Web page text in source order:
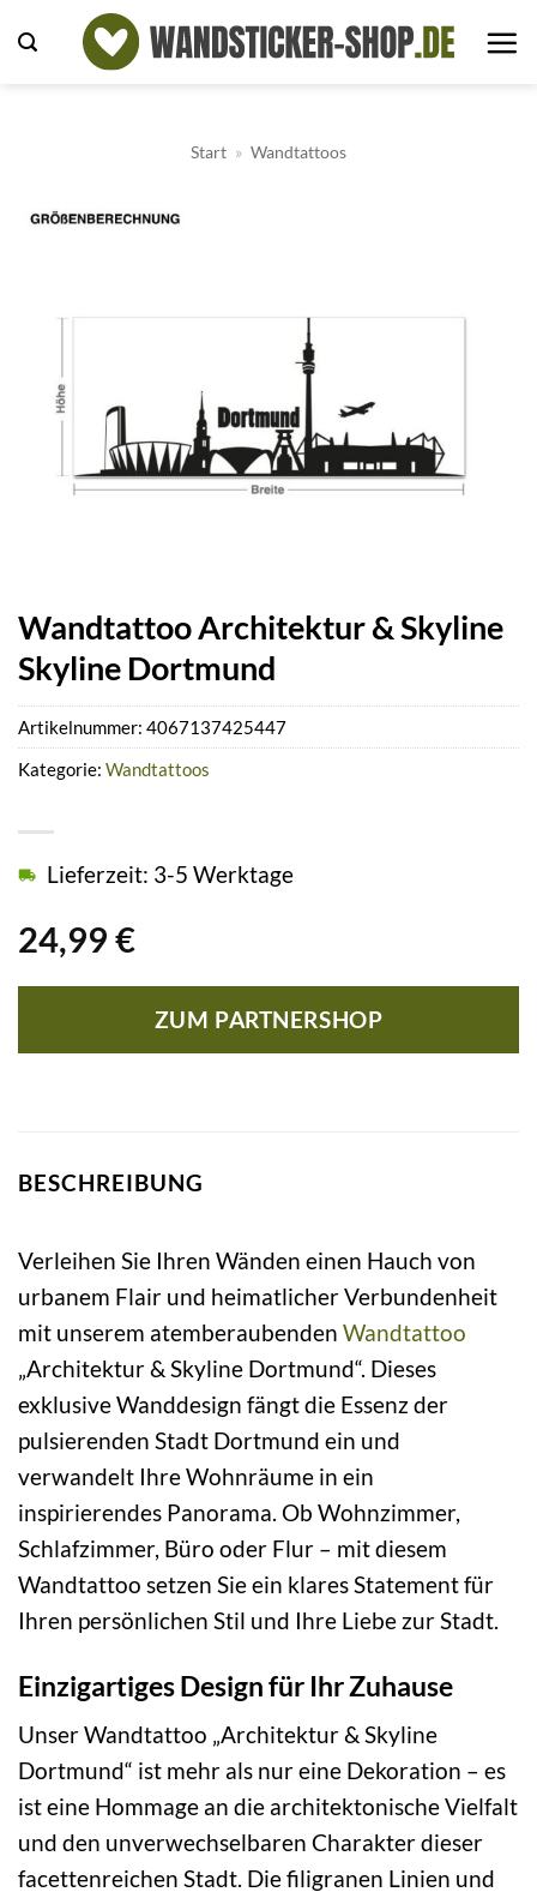
Inhalt
Start » Wandtattoos
Wandtattoo Architektur & Skyline
Skyline Dortmund
24,99 €
Lieferzeit: 3-5 Werktage
ZUM PARTNERSHOP
Artikelnummer: 4067137425447
Kategorie: Wandtattoos
BESCHREIBUNG
Verleihen Sie Ihren Wänden einen Hauch von
urbanem Flair und heimatlicher Verbundenheit
mit unserem atemberaubenden Wandtattoo
„Architektur & Skyline Dortmund“. Dieses
exklusive Wanddesign fängt die Essenz der
pulsierenden Stadt Dortmund ein und
verwandelt Ihre Wohnräume in ein
inspirierendes Panorama. Ob Wohnzimmer,
Schlafzimmer, Büro oder Flur – mit diesem
Wandtattoo setzen Sie ein klares Statement für
Ihren persönlichen Stil und Ihre Liebe zur Stadt.
Einzigartiges Design für Ihr Zuhause
Unser Wandtattoo „Architektur & Skyline
Dortmund“ ist mehr als nur eine Dekoration – es
ist eine Hommage an die architektonische Vielfalt
und den unverwechselbaren Charakter dieser
facettenreichen Stadt. Die filigranen Linien und